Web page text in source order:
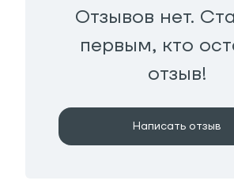
Отзывов нет.
первым, кто
отзыв!
Написать отзыв